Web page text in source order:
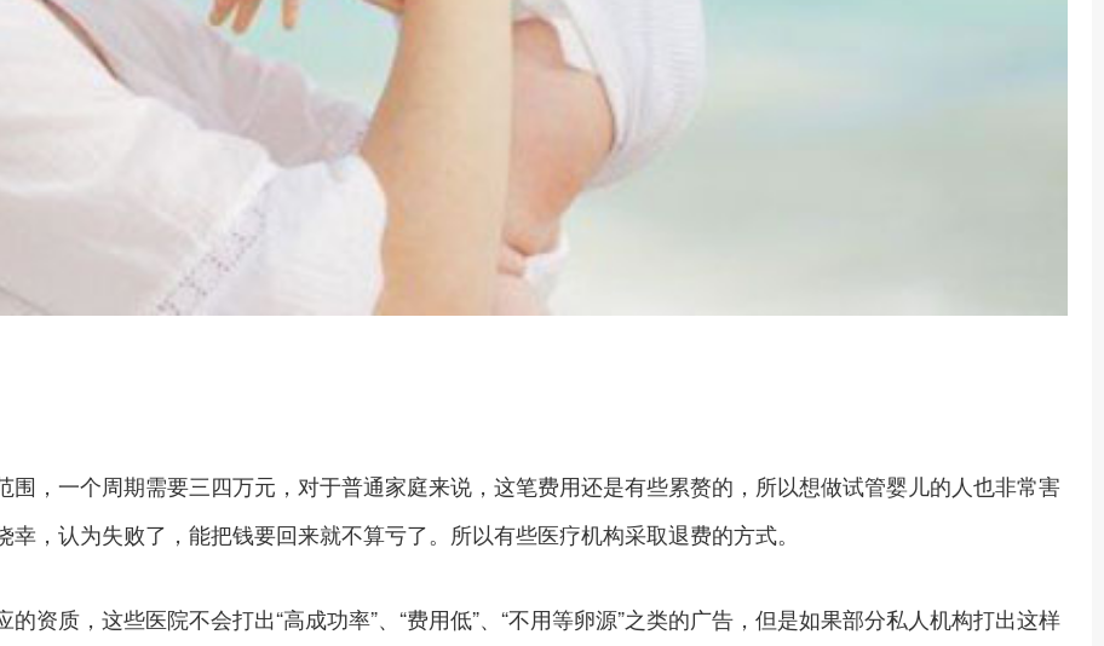
，一个周期需要三四万元，对于普通家庭来说，这笔费用还是有些累赘的，所以想做试管婴儿的人也非常害
，认为失败了，能把钱要回来就不算亏了。所以有些医疗机构采取退费的方式。
资质，这些医院不会打出“高成功率”、“费用低”、“不用等卵源”之类的广告，但是如果部分私人机构打出这样